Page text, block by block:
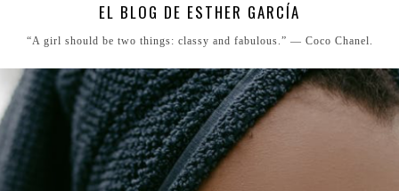
EL BLOG DE ESTHER GARCÍA
“A girl should be two things: classy and fabulous.” ― Coco Chanel.